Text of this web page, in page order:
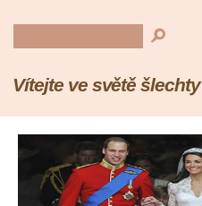
Vítejte ve světě šlechty